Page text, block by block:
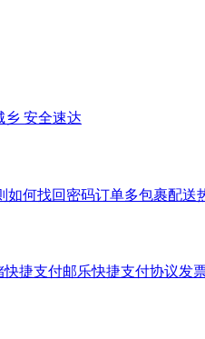
乡 安全速达
如何找回密码订单多包裹配送
快捷支付邮乐快捷支付协议发